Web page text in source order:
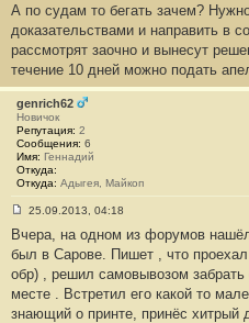
А по судам то бегать зачем?
доказательствами и направить в
рассмотрят заочно и вынесут
течение 10 дней можно подать
genrich62
Новичок
Репутация: 2
Сообщения: 6
Имя: Геннадий
Откуда:
Откуда: Адыгея, Майкоп
о
б
щ
е
н
и
25.09.2013, 04:18
Вчера, на одном из форумов
был в Сарове. Пишет , что
обр) , решил самовывозом забрать
месте . Встретил его какой то
знающий о принте, принёс хитрый